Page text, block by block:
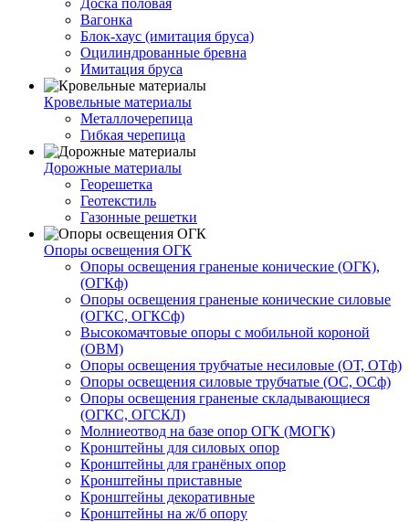
Вагонка
Блок-хаус (имитация бруса)
Оцилиндрованные бревна
Имитация бруса
Кровельные материалы
Металлочерепица
Гибкая черепица
Дорожные материалы
Георешетка
Геотекстиль
Газонные решетки
Опоры освещения ОГК
Опоры освещения граненые конические (ОГК),
(ОГКф)
Опоры освещения граненые конические силовые
(ОГКС, ОГКСф)
Высокомачтовые опоры с мобильной короной
(ОВМ)
Опоры освещения трубчатые несиловые (ОТ, ОТф)
Опоры освещения силовые трубчатые (ОС, ОСф)
Опоры освещения граненые складывающиеся
(ОГКС, ОГСКЛ)
Молниеотвод на базе опор ОГК (МОГК)
Кронштейны для силовых опор
Кронштейны для гранёных опор
Кронштейны приставные
Кронштейны декоративные
Кронштейны на ж/б опору